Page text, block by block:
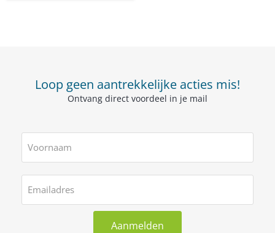
Loop geen aantrekkelijke acties mis!
Ontvang direct voordeel in je mail
Voornaam
Emailadres
Aanmelden